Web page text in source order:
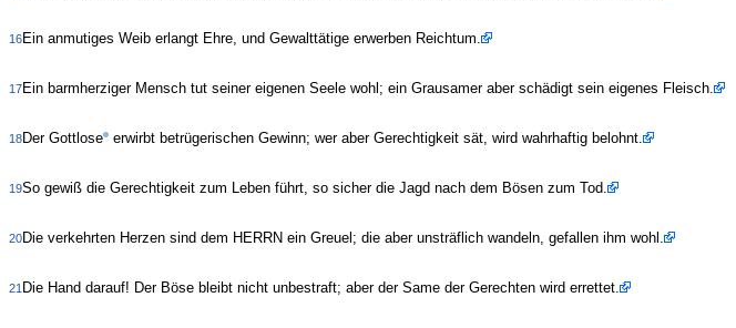
16Ein anmutiges Weib erlangt Ehre, und Gewalttätige erwerben Reichtum.
17Ein barmherziger Mensch tut seiner eigenen Seele wohl; ein Grausamer aber schädigt sein eigenes Fleisch.
18Der Gottlose erwirbt betrügerischen Gewinn; wer aber Gerechtigkeit sät, wird wahrhaftig belohnt.
19So gewiß die Gerechtigkeit zum Leben führt, so sicher die Jagd nach dem Bösen zum Tod.
20Die verkehrten Herzen sind dem HERRN ein Greuel; die aber unsträflich wandeln, gefallen ihm wohl.
21 Die Hand darauf! Der Böse bleibt nicht unbestraft; aber der Same der Gerechten wird errettet.